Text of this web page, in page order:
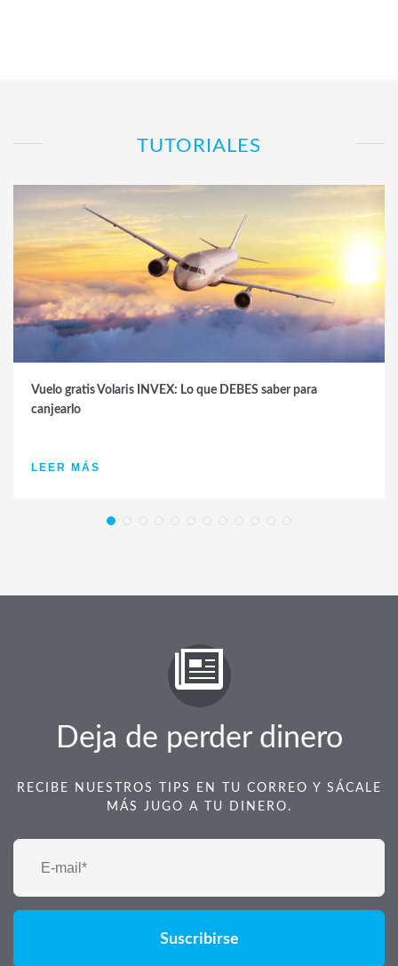
TUTORIALES
Vuelo gratis Volaris INVEX: Lo que DEBES saber para
canjearlo
LEER MÁS
Deja de perder dinero
RECIBE NUESTROS TIPS EN TU CORREO Y SÁCALE
MÁS JUGO A TU DINERO.